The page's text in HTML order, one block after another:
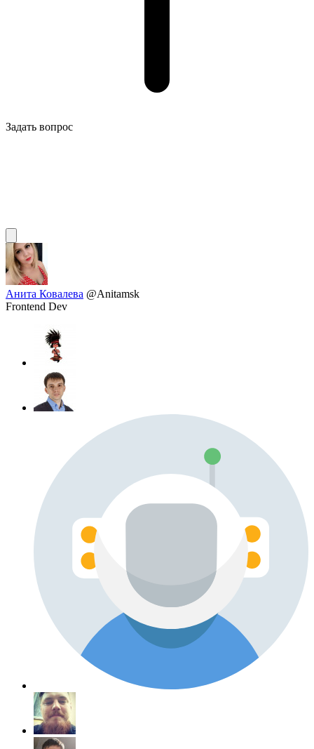
Задать вопрос
Анита Ковалева @Anitamsk
Frontend Dev